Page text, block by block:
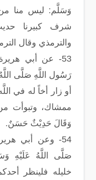
وَسَلَّم: ليس منا
شرف كبيرنا
والترمذي وقال
53- عن أبي
رَسُول اللَّهِ صَلَّى
أو زار أخاً له في
ممشاك، وتبوأت من
وَقَالَ حَدِيْثٌ حَسَنٌ.
54- وعن أبي
صَلَّى اللَّهُ عَلَيْهِ
خليله فلينظر